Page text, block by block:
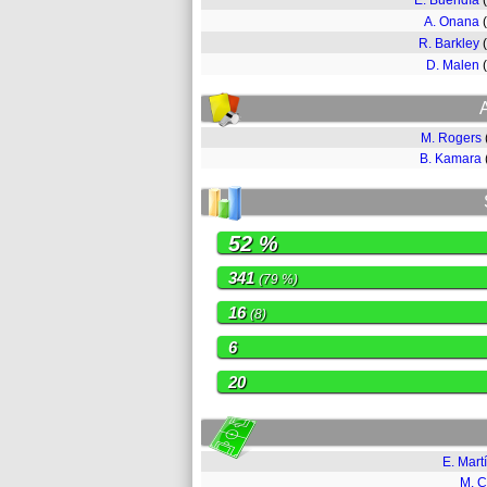
A. Onana
R. Barkley
D. Malen
M. Rogers
B. Kamara
52 %
341 (79 %)
16(8)
6
20
E.
M.